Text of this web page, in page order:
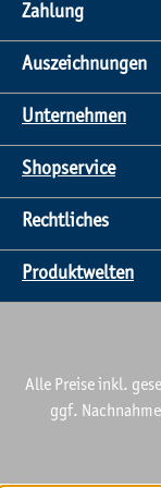
erhältlich in
homogenes
Mauersteinen
moderne
Abdeckplatte
Zahlung
Auszeichnungen
Unternehmen
Shopservice
Rechtliches
Produktwelten
Alle Preise inkl.
ggf.